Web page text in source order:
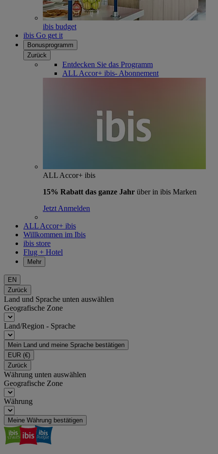
ibis budget
ibis Go get it
Bonusprogramm
Zurück
Entdecken Sie das Programm
ALL Accor+ ibis- Abonnement
ALL Accor+ ibis
15% Rabatt das ganze Jahr über in ibis Marken
Jetzt Anmelden
ALL Accor+ ibis
Willkommen im Ibis
ibis store
Flug + Hotel
Mehr
EN
Zurück
Land und Sprache unten auswählen
Geografische Zone
Land/Region - Sprache
Mein Land und meine Sprache bestätigen
EUR (€)
Zurück
Währung unten auswählen
Geografische Zone
Währung
Meine Währung bestätigen